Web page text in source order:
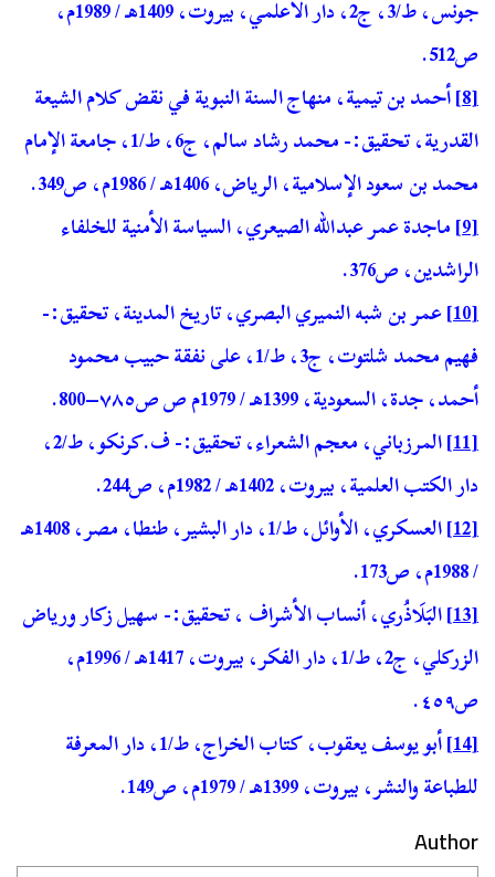
جونس، ط/3، ج2، دار الأعلمي، بيروت، 1409هـ / 1989م،
ص512.
[8] أحمد بن تيمية، منهاج السنة النبوية في نقض كلام الشيعة
القدرية، تحقيق:- محمد رشاد سالم، ج6، ط/1، جامعة الإمام
محمد بن سعود الإسلامية، الرياض، 1406هـ / 1986م، ص349.
[9] ماجدة عمر عبدالله الصيعري، السياسة الأمنية للخلفاء
الراشدين، ص376.
[10]
عمر بن شبه النميري البصري، تاريخ المدينة، تحقيق:-
فهيم محمد شلتوت، ج3، ط/1، على نفقة حبيب محمود
أحمد، جدة، السعودية، 1399هـ / 1979م ص ص٧٨٥–800.
[11]
المرزباني، معجم الشعراء، تحقيق:- ف.كرنكو، ط/2،
دار الكتب العلمية، بيروت، 1402هـ / 1982م، ص244.
[12]
العسكري، الأوائل، ط/1، دار البشير، طنطا، مصر، 1408هـ
/ 1988م، ص173.
[13]
البَلَاذُري، أنساب الأشراف ، تحقيق:- سهيل زكار ورياض
الزركلي، ج2، ط/1، دار الفكر، بيروت، 1417هـ / 1996م،
ص٤٥٩.
[14]
أبو يوسف يعقوب، كتاب الخراج، ط/1، دار المعرفة
للطباعة والنشر، بيروت، 1399هـ / 1979م، ص149.
Author